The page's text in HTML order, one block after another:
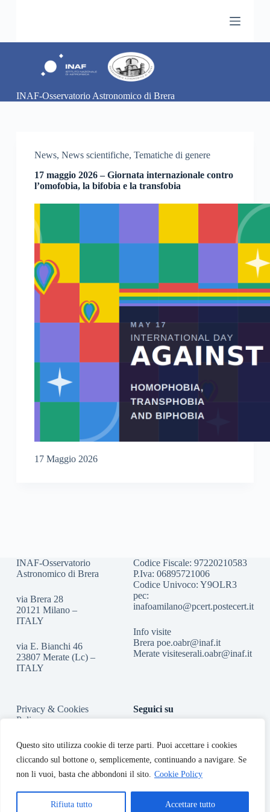
Questo sito utilizza cookie di terze parti. Puoi accettare i cookies
cliccando sul bottone o, semplicemente, continuando a navigare. Se
non li vuoi, basta che abbondoni il sito. Cookie Policy
Rifiuta tutto Accettare tutto
t
oINAF-Osservatorio Astronomico di Brera
News, News scientifiche, Tematiche di genere
17 maggio 2026 – Giornata internazionale contro
l’omofobia, la bifobia e la transfobia
17 Maggio 2026
INAF-Osservatorio
Astronomico di Brera
via Brera 28
20121 Milano –
ITALY
via E. Bianchi 46
23807 Merate (Lc) –
ITALY
Codice Fiscale: 97220210583
P.Iva: 06895721006
Codice Univoco: Y9OLR3
pec:
inafoamilano@pcert.postecert.it
Info visite
Brerapoe.oabr@inaf.it
Meratevisiteserali.oabr@inaf.it
Privacy & Cookies
Policy
Accessibilità
Seguici su